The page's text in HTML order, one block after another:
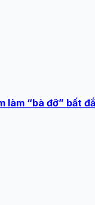
làm “bà đỡ” bất